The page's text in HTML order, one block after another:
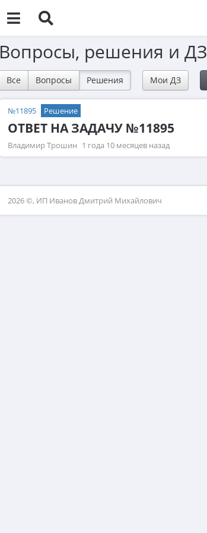
Вопросы, решения и ДЗ
Все Вопросы Решения Мои ДЗ
№11895 Решение
ОТВЕТ НА ЗАДАЧУ №11895
Владимир Трошин 1 года 10 месяцев назад
2026 ©, ИП Иванов Дмитрий Михайлович